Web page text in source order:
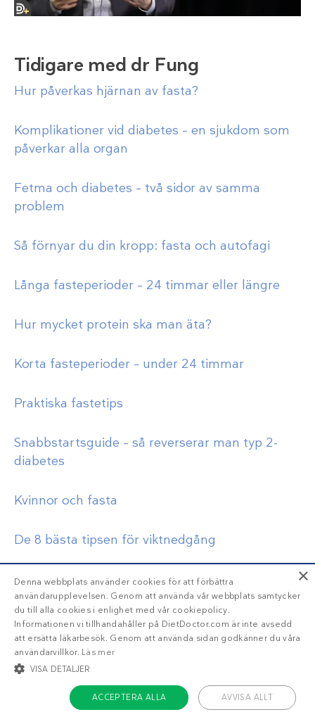
Tidigare med dr Fung
Hur påverkas hjärnan av fasta?
Komplikationer vid diabetes – en sjukdom som
påverkar alla organ
Fetma och diabetes – två sidor av samma
problem
Så förnyar du din kropp: fasta och autofagi
Långa fasteperioder – 24 timmar eller längre
Hur mycket protein ska man äta?
Korta fasteperioder – under 24 timmar
Praktiska fastetips
Snabbstartsguide – så reverserar man typ 2-
diabetes
Kvinnor och fasta
De 8 bästa tipsen för viktnedgång
Mer med dr Fung
Dr Fung har sin egen blogg på
intensivedietarymanagement.com. Han är
också aktiv påTwitter
Jason Fungs bokThe Obesity Codefinns
tillgänglig påBokus.
×
Denna webbplats använder cookies för att förbättra
användarupplevelsen. Genom att använda vår webbplats samtycker
du till alla cookies i enlighet med vår cookiepolicy.
Informationen vi tillhandahåller på DietDoctor.com är inte avsedd
att ersätta läkarbesök. Genom att använda sidan godkänner du våra
användarvillkor. Läs mer
VISA DETALJER
ACCEPTERA ALLA AVVISA ALLT